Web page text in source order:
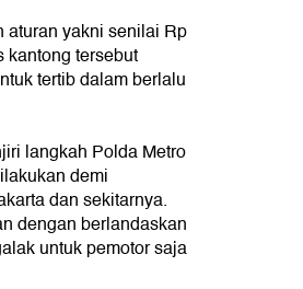
aturan yakni senilai Rp
kantong tersebut
tertib dalam berlalu
langkah Polda Metro
demi
dan sekitarnya.
dengan berlandaskan
untuk pemotor saja